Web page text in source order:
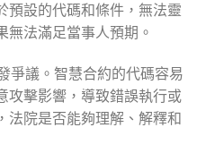
預設的代碼和條件，無法靈
無法滿足當事人預期。
爭議。智慧合約的代碼容易
攻擊影響，導致錯誤執行或
法院是否能夠理解、解釋和